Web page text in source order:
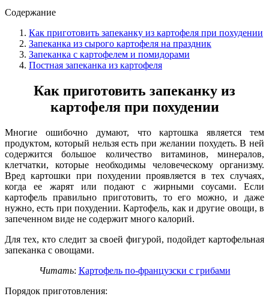
Содержание
Как приготовить запеканку из картофеля при похудении
Запеканка из сырого картофеля на праздник
Запеканка с картофелем и помидорами
Постная запеканка из картофеля
Как приготовить запеканку из
картофеля при похудении
Многие ошибочно думают, что картошка является тем
продуктом, который нельзя есть при желании похудеть. В ней
содержится большое количество витаминов, минералов,
клетчатки, которые необходимы человеческому организму.
Вред картошки при похудении проявляется в тех случаях,
когда ее жарят или подают с жирными соусами. Если
картофель правильно приготовить, то его можно, и даже
нужно, есть при похудении. Картофель, как и другие овощи, в
запеченном виде не содержит много калорий.
Для тех, кто следит за своей фигурой, подойдет картофельная
запеканка с овощами.
Читать: Картофель по-французски с грибами
Порядок приготовления: